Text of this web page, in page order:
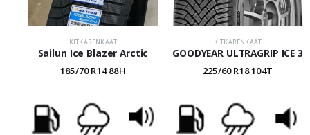
KITKARENKAAT
Sailun Ice Blazer Arctic
185/70 R14 88H
KITKARENKAAT
GOODYEAR ULTRAGRIP ICE 3
225/60 R18 104T